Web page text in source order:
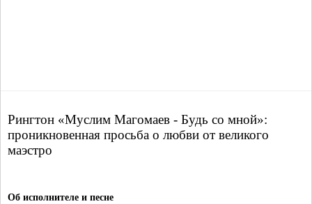
Рингтон «Муслим Магомаев - Будь со мной»:
проникновенная просьба о любви от великого
маэстро
Об исполнителе и песне